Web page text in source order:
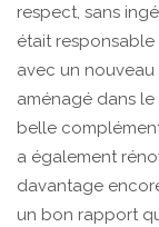
respect, sans
était responsable
avec un nouveau
aménagé dans
belle
a également
davantage
un bon rapport